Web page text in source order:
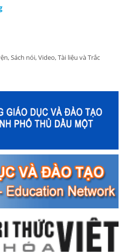
Sách nói, Video, Tài liệu và Trắc